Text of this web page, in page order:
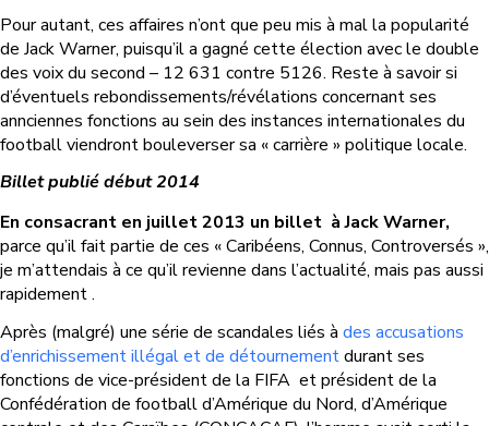
Pour autant, ces affaires n’ont que peu mis à mal la popularité
de Jack Warner, puisqu’il a gagné cette élection avec le double
des voix du second – 12 631 contre 5126. Reste à savoir si
d’éventuels rebondissements/révélations concernant ses
annciennes fonctions au sein des instances internationales du
football viendront bouleverser sa « carrière » politique locale.
Billet publié début 2014
En consacrant en juillet 2013 un billet à Jack Warner,
parce qu’il fait partie de ces « Caribéens, Connus, Controversés »,
je m’attendais à ce qu’il revienne dans l’actualité, mais pas aussi
rapidement .
Après (malgré) une série de scandales liés à des accusations
d’enrichissement illégal et de détournementdurant ses
fonctions de vice-président de la FIFA et président de la
Confédération de football d’Amérique du Nord, d’Amérique